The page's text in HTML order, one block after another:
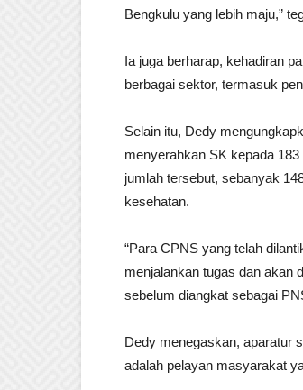
Bengkulu yang lebih maju,”
Ia juga berharap, kehadiran
berbagai sektor, termasuk
Selain itu, Dedy
menyerahkan SK kepada
jumlah tersebut, sebanyak
kesehatan.
“Para CPNS yang telah
menjalankan tugas dan akan
sebelum diangkat sebagai
Dedy menegaskan, aparatur
adalah pelayan masyarakat